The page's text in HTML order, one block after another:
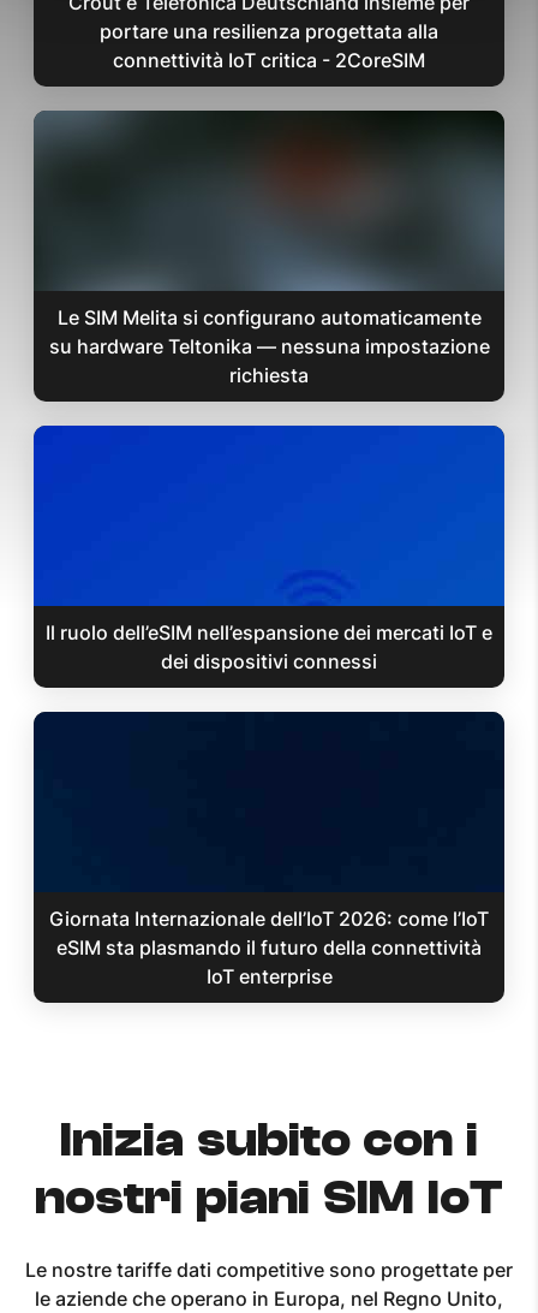
portare una resilienza progettata alla
connettività IoT critica - 2CoreSIM
Le SIM Melita si configurano automaticamente
su hardware Teltonika — nessuna impostazione
richiesta
Il ruolo dell’eSIM nell’espansione dei mercati IoT e
dei dispositivi connessi
Giornata Internazionale dell’IoT 2026: come l’IoT
eSIM sta plasmando il futuro della connettività
IoT enterprise
Inizia subito con i
nostri piani SIM IoT
Le nostre tariffe dati competitive sono progettate per
le aziende che operano in Europa, nel Regno Unito,